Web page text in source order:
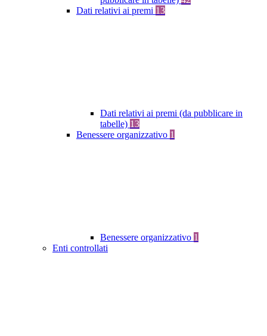
Dati relativi ai premi 13
Dati relativi ai premi (da pubblicare in
tabelle) 13
Benessere organizzativo 1
Benessere organizzativo 1
Enti controllati